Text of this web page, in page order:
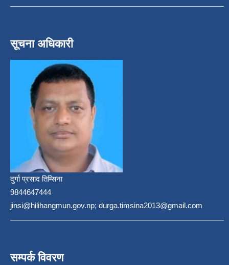
सूचना अधिकारी
दुर्गा प्रसाद तिम्सिना
9844647444
jinsi@hilihangmun.gov.np; durga.timsina2013@gmail.com
सम्पर्क विवरण